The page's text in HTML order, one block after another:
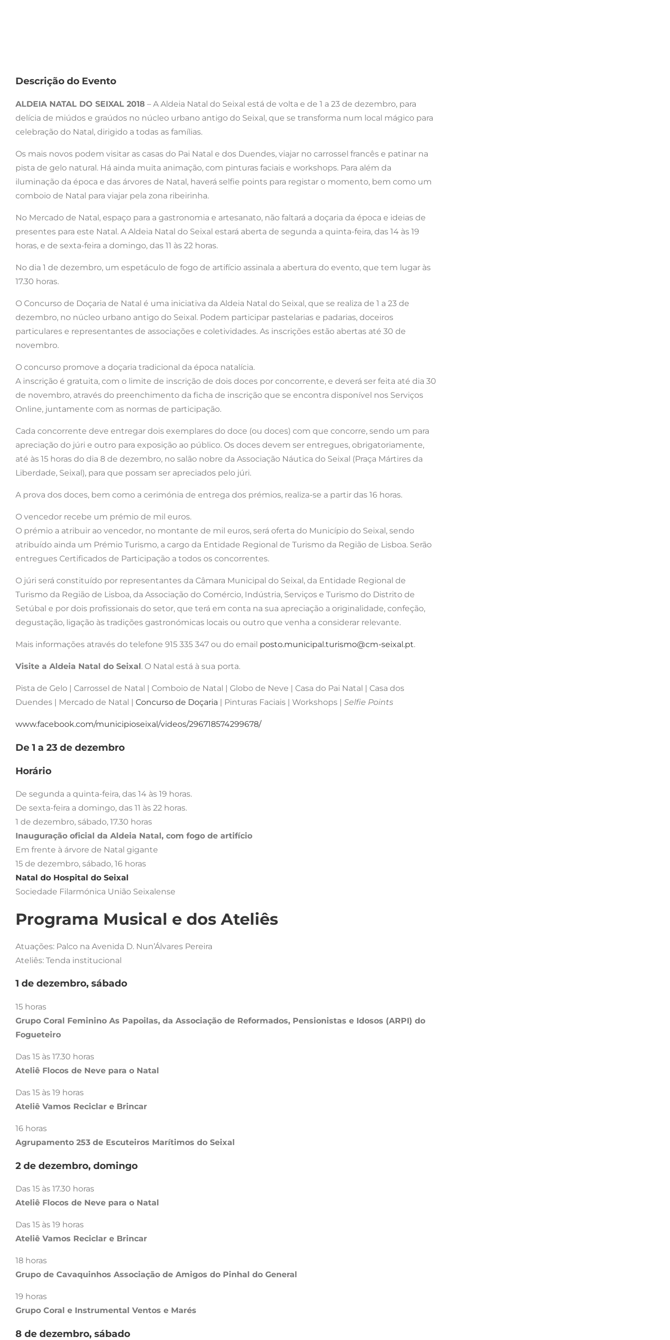
Descrição do Evento
ALDEIA NATAL DO SEIXAL 2018 – A Aldeia Natal do Seixal está de volta e de 1 a 23 de dezembro, para
delícia de miúdos e graúdos no núcleo urbano antigo do Seixal, que se transforma num local mágico para
celebração do Natal, dirigido a todas as famílias.
Os mais novos podem visitar as casas do Pai Natal e dos Duendes, viajar no carrossel francês e patinar na
pista de gelo natural. Há ainda muita animação, com pinturas faciais e workshops. Para além da
iluminação da época e das árvores de Natal, haverá selfie points para registar o momento, bem como um
comboio de Natal para viajar pela zona ribeirinha.
No Mercado de Natal, espaço para a gastronomia e artesanato, não faltará a doçaria da época e ideias de
presentes para este Natal. A Aldeia Natal do Seixal estará aberta de segunda a quinta-feira, das 14 às 19
horas, e de sexta-feira a domingo, das 11 às 22 horas.
No dia 1 de dezembro, um espetáculo de fogo de artifício assinala a abertura do evento, que tem lugar às
17.30 horas.
O Concurso de Doçaria de Natal é uma iniciativa da Aldeia Natal do Seixal, que se realiza de 1 a 23 de
dezembro, no núcleo urbano antigo do Seixal. Podem participar pastelarias e padarias, doceiros
particulares e representantes de associações e coletividades. As inscrições estão abertas até 30 de
novembro.
O concurso promove a doçaria tradicional da época natalícia.
A inscrição é gratuita, com o limite de inscrição de dois doces por concorrente, e deverá ser feita até dia 30
de novembro, através do preenchimento da ficha de inscrição que se encontra disponível nos Serviços
Online, juntamente com as normas de participação.
Cada concorrente deve entregar dois exemplares do doce (ou doces) com que concorre, sendo um para
apreciação do júri e outro para exposição ao público. Os doces devem ser entregues, obrigatoriamente,
até às 15 horas do dia 8 de dezembro, no salão nobre da Associação Náutica do Seixal (Praça Mártires da
Liberdade, Seixal), para que possam ser apreciados pelo júri.
A prova dos doces, bem como a cerimónia de entrega dos prémios, realiza-se a partir das 16 horas.
O vencedor recebe um prémio de mil euros.
O prémio a atribuir ao vencedor, no montante de mil euros, será oferta do Município do Seixal, sendo
atribuído ainda um Prémio Turismo, a cargo da Entidade Regional de Turismo da Região de Lisboa. Serão
entregues Certificados de Participação a todos os concorrentes.
O júri será constituído por representantes da Câmara Municipal do Seixal, da Entidade Regional de
Turismo da Região de Lisboa, da Associação do Comércio, Indústria, Serviços e Turismo do Distrito de
Setúbal e por dois profissionais do setor, que terá em conta na sua apreciação a originalidade, confeção,
degustação, ligação às tradições gastronómicas locais ou outro que venha a considerar relevante.
Mais informações através do telefone 915 335 347 ou do email posto.municipal.turismo@cm-seixal.pt.
Visite a Aldeia Natal do Seixal . O Natal está à sua porta.
Pista de Gelo | Carrossel de Natal | Comboio de Natal | Globo de Neve | Casa do Pai Natal | Casa dos
Duendes | Mercado de Natal | Concurso de Doçaria | Pinturas Faciais | Workshops | Selfie Points
www.facebook.com/municipioseixal/videos/296718574299678/
De 1 a 23 de dezembro
Horário
De segunda a quinta-feira, das 14 às 19 horas.
De sexta-feira a domingo, das 11 às 22 horas.
1 de dezembro, sábado, 17.30 horas
Inauguração oficial da Aldeia Natal, com fogo de artifício
Em frente à árvore de Natal gigante
15 de dezembro, sábado, 16 horas
Natal do Hospital do Seixal
Sociedade Filarmónica União Seixalense
Programa Musical e dos Ateliês
Atuações: Palco na Avenida D. Nun’Álvares Pereira
Ateliês: Tenda institucional
1 de dezembro, sábado
15 horas
Grupo Coral Feminino As Papoilas, da Associação de Reformados, Pensionistas e Idosos (ARPI) do
Fogueteiro
Das 15 às 17.30 horas
Ateliê Flocos de Neve para o Natal
Das 15 às 19 horas
Ateliê Vamos Reciclar e Brincar
16 horas
Agrupamento 253 de Escuteiros Marítimos do Seixal
2 de dezembro, domingo
Das 15 às 17.30 horas
Ateliê Flocos de Neve para o Natal
Das 15 às 19 horas
Ateliê Vamos Reciclar e Brincar
18 horas
Grupo de Cavaquinhos Associação de Amigos do Pinhal do General
19 horas
Grupo Coral e Instrumental Ventos e Marés
8 de dezembro, sábado